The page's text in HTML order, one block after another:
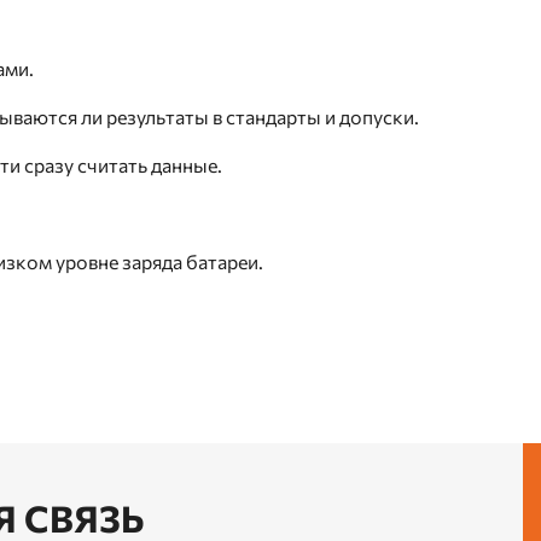
ли результаты в стандарты и допуски.
сразу считать данные.
уровне заряда батареи.
СВЯЗЬ